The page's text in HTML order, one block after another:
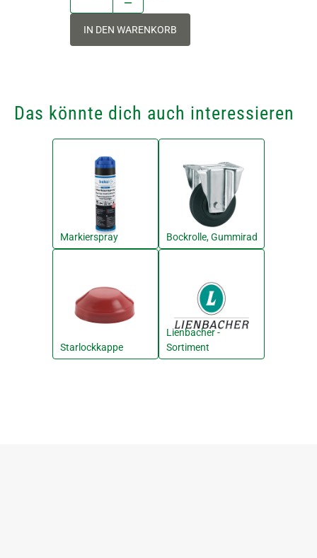
IN DEN WARENKORB
Das könnte dich auch interessieren
Markierspray Bockrolle, Gummirad
Starlockkappe
Lienbacher -
Sortiment